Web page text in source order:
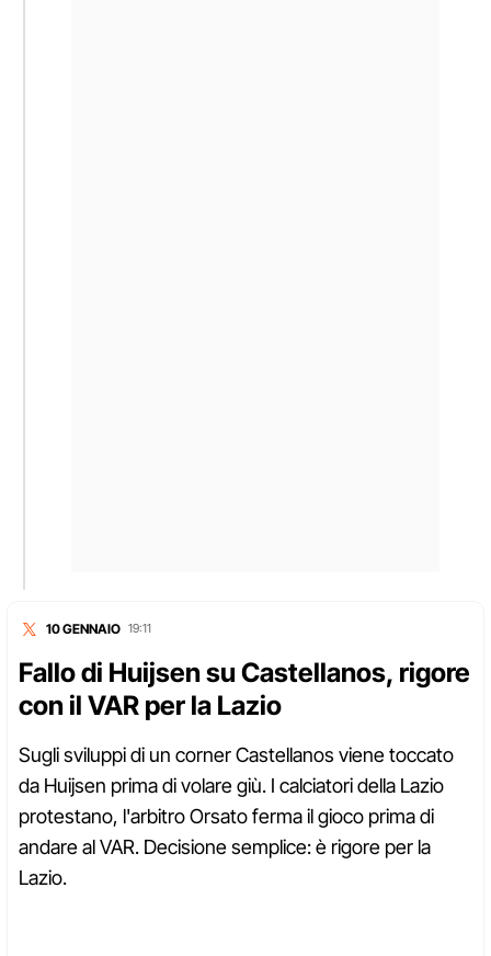
10 GENNAIO 19:11
Fallo di Huijsen su Castellanos, rigore
con il VAR per la Lazio
Sugli sviluppi di un corner Castellanos viene toccato
da Huijsen prima di volare giù. I calciatori della Lazio
protestano, l'arbitro Orsato ferma il gioco prima di
andare al VAR. Decisione semplice: è rigore per la
Lazio.